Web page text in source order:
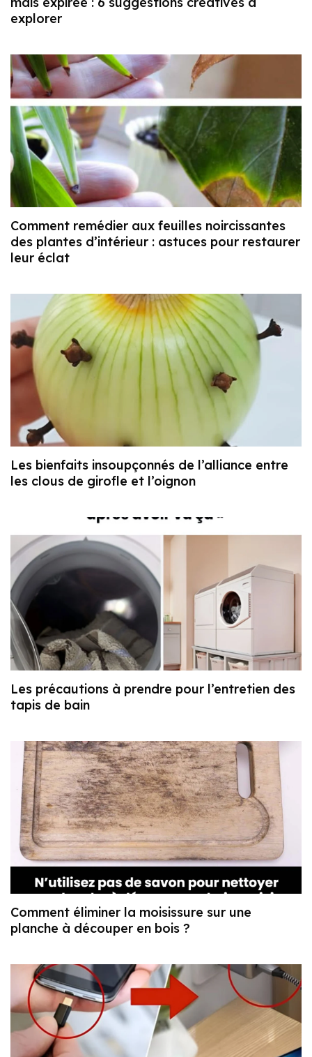
explorer
Comment remédier aux feuilles noircissantes
des plantes d’intérieur : astuces pour restaurer
leur éclat
Les bienfaits insoupçonnés de l’alliance entre
les clous de girofle et l’oignon
Les précautions à prendre pour l’entretien des
tapis de bain
Comment éliminer la moisissure sur une
planche à découper en bois ?